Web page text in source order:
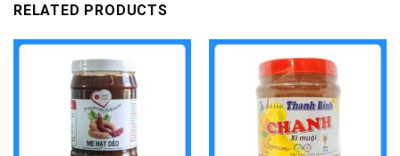
RELATED PRODUCTS